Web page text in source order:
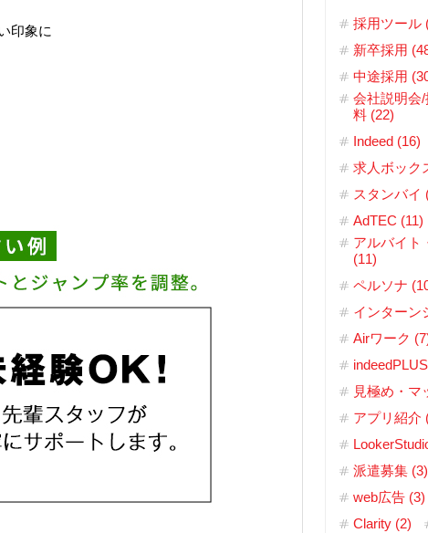
印象に
採用ツール
新卒採用
中途採用
会社説明会
料 (22)
Indeed (16)
求人ボック
スタンバイ
AdTEC (11)
アルバイト
(11)
ペルソナ
インターン
Airワーク
見極め・マ
アプリ紹介
派遣募集 (3)
web広告 (3)
Clarity (2)